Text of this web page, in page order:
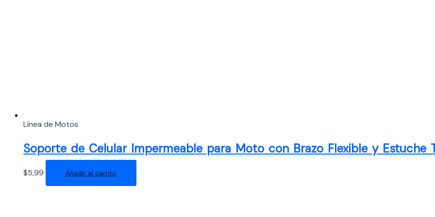
Línea de Motos
Soporte de Celular Impermeable para Moto con Brazo Flexible y Estuche
$5,99 Añadir al carrito